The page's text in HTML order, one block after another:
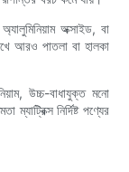
অক্সাইড, বা
আরও পাতলা বা হালকা
উচ্চ-বাধাযুক্ত মনো
নির্দিষ্ট পণ্যের